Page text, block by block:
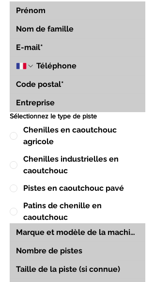
Sélectionnez le type de piste
Chenilles en caoutchouc
agricole
Chenilles industrielles en
caoutchouc
Pistes en caoutchouc pavé
Patins de chenille en
caoutchouc